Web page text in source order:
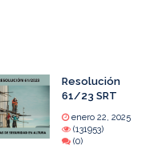
Resolución
61/23 SRT
enero 22, 2025
(131953)
(0)